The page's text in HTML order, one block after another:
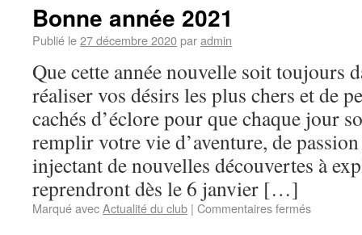
Bonne année 2021
Publié le27 décembre 2020paradmin
Que cette année nouvelle soit toujours
réaliser vos désirs les plus chers et de
cachés d’éclore pour que chaque jour
remplir votre vie d’aventure, de
injectant de nouvelles découvertes à
reprendront dès le 6 janvier […]
Marqué avecActualité du club | Commentaires fermés